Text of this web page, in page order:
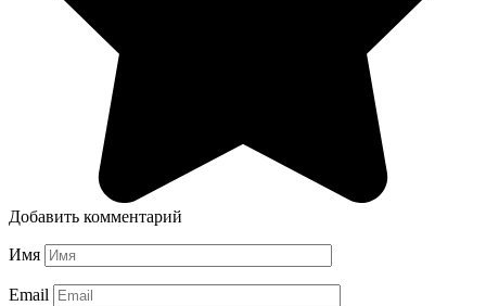
Добавить комментарий
Имя
Email